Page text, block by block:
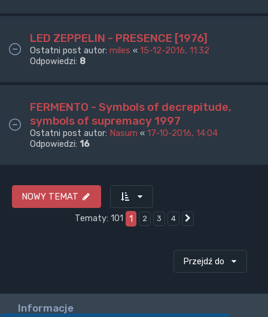
LED ZEPPELIN - PRESENCE [1976]
Ostatni post autor: miles « 15-12-2016, 11:32
Odpowiedzi: 8
FERMENTO - Symbols of decrepitude,
symbols of supremacy 1997
Ostatni post autor: Nasum « 17-10-2016, 14:04
Odpowiedzi: 16
NOWY TEMAT
Tematy: 101
1 2 3 4
Przejdź do
Informacje